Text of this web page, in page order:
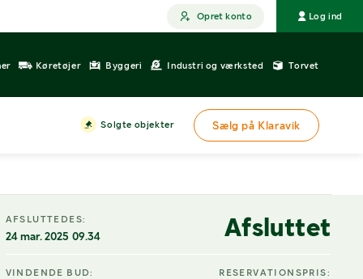
Opret konto Log ind
Køretøjer Byggeri Industri og værksted Torvet
Solgte objekter Sælg på Klaravik
AFSLUTTEDES:
24 mar. 2025 09.34 Afsluttet
VINDENDE BUD: RESERVATIONSPRIS: